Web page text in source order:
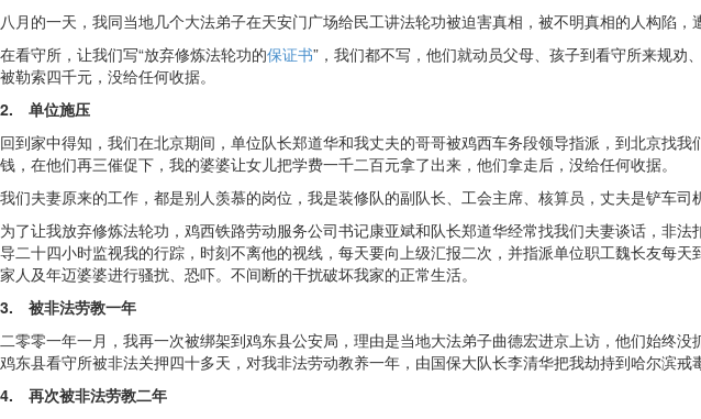
八月的一天，我同当地几个大法弟子在天安门广场给民工讲法轮功被迫害真相，被不明真相的人构陷
在看守所，让我们写“放弃修炼法轮功的保证书”，我们都不写，他们就动员父母、孩子到看守所来规劝
被勒索四千元，没给任何收据。
2. 单位施压
回到家中得知，我们在北京期间，单位队长郑道华和我丈夫的哥哥被鸡西车务段领导指派，到北京找
钱，在他们再三催促下，我的婆婆让女儿把学费一千二百元拿了出来，他们拿走后，没给任何收据。
我们夫妻原来的工作，都是别人羡慕的岗位，我是装修队的副队长、工会主席、核算员，丈夫是铲车
为了让我放弃修炼法轮功，鸡西铁路劳动服务公司书记康亚斌和队长郑道华经常找我们夫妻谈话，非
导二十四小时监视我的行踪，时刻不离他的视线，每天要向上级汇报二次，并指派单位职工魏长友每
家人及年迈婆婆进行骚扰、恐吓。不间断的干扰破坏我家的正常生活。
3. 被非法劳教一年
二零零一年一月，我再一次被绑架到鸡东县公安局，理由是当地大法弟子曲德宏进京上访，他们始终
鸡东县看守所被非法关押四十多天，对我非法劳动教养一年，由国保大队长李清华把我劫持到哈尔滨戒
4. 再次被非法劳教二年